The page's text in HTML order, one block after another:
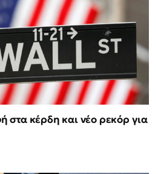
στα κέρδη και νέο ρεκόρ για